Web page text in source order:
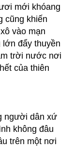
mới khóang
cũng khiến
vào mạn
lớn đẩy thuyền
trời nước nơi
của thiên
người dân xứ
không đâu
trên một nơi